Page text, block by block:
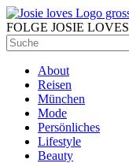
FOLGE JOSIE LOVES
About
Reisen
München
Mode
Persönliches
Lifestyle
Beauty